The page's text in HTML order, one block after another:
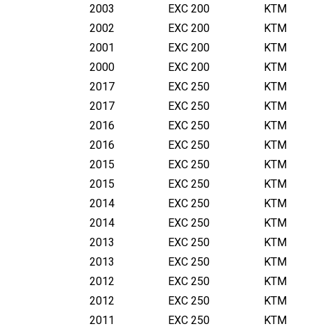
KTM
EXC 200
2003
KTM
EXC 200
2002
KTM
EXC 200
2001
KTM
EXC 200
2000
KTM
EXC 250
2017
KTM
EXC 250
2017
KTM
EXC 250
2016
KTM
EXC 250
2016
KTM
EXC 250
2015
KTM
EXC 250
2015
KTM
EXC 250
2014
KTM
EXC 250
2014
KTM
EXC 250
2013
KTM
EXC 250
2013
KTM
EXC 250
2012
KTM
EXC 250
2012
KTM
EXC 250
2011